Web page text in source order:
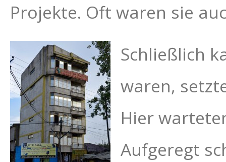
Projekte. Oft waren sie
Schließlich
waren,
Hier
Aufgeregt